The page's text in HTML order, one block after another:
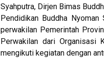
Syahputra, Dirjen Bimas
Pendidikan Buddha Nyoman
perwakilan Pemerintah
Perwakilan dari Organisasi
mengikuti kegiatan dengan